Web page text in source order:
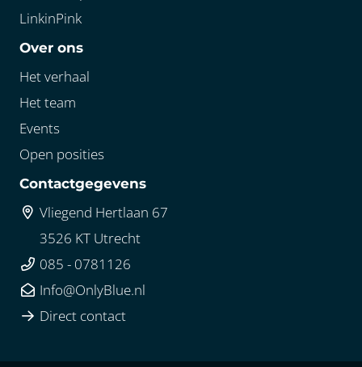
LinkinPink
Over ons
Het verhaal
Het team
Events
Open posities
Contactgegevens
Vliegend Hertlaan 67
3526 KT Utrecht
085 - 0781126
Info@OnlyBlue.nl
Direct contact